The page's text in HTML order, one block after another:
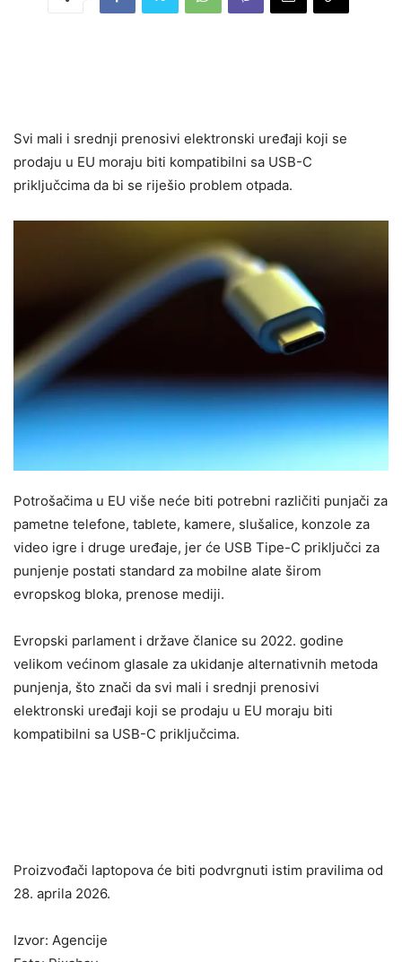
Svi mali i srednji prenosivi elektronski uređaji koji se
prodaju u EU moraju biti kompatibilni sa USB-C
priključcima da bi se riješio problem otpada.
Potrošačima u EU više neće biti potrebni različiti punjači za
pametne telefone, tablete, kamere, slušalice, konzole za
video igre i druge uređaje, jer će USB Tipe-C priključci za
punjenje postati standard za mobilne alate širom
evropskog bloka, prenose mediji.
Evropski parlament i države članice su 2022. godine
velikom većinom glasale za ukidanje alternativnih metoda
punjenja, što znači da svi mali i srednji prenosivi
elektronski uređaji koji se prodaju u EU moraju biti
kompatibilni sa USB-C priključcima.
Proizvođači laptopova će biti podvrgnuti istim pravilima od
28. aprila 2026.
Izvor: Agencije